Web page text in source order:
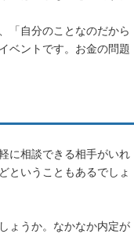
「自分のことなのだから
ベントです。お金の問題
に相談できる相手がいれ
ということもあるでしょ
ょうか。なかなか内定が